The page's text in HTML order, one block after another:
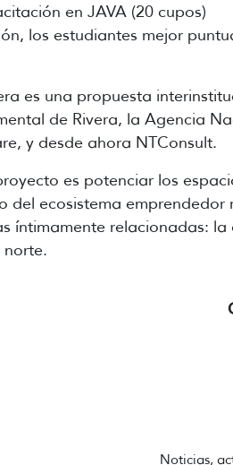
en JAVA (20 cupos)
los estudiantes mejor
es una propuesta
de Rivera, la Agencia
y desde ahora NTConsult.
es potenciar los
del ecosistema
íntimamente relacionadas:
Noticias,